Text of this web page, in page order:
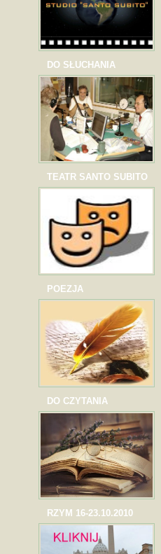
DO SŁUCHANIA
TEATR SANTO SUBITO
POEZJA
DO CZYTANIA
RZYM 16-23.10.2010